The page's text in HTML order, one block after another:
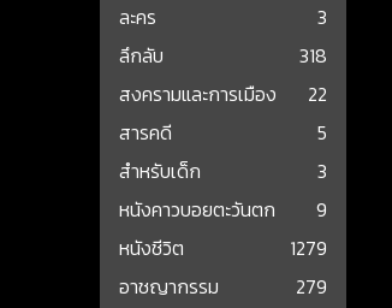
ละคร
3
ลึกลับ
318
สงครามและการเมือง
22
สารคดี
5
สำหรับเด็ก
3
หนังคาวบอยตะวันตก
9
หนังชีวิต
1279
อาชญากรรม
279